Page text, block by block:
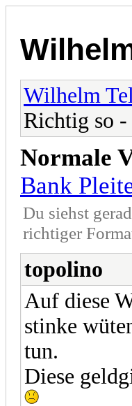
Wilhelm
Richtig so
Normale
Bank
Du siehst
richtiger
topolino
Auf diese
stinke
tun.
Diese